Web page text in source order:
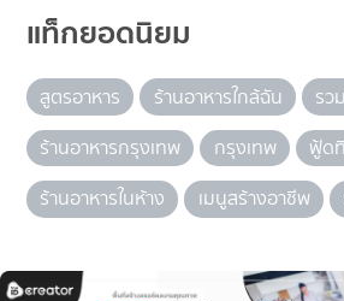
แท็กยอดนิยม
สูตรอาหาร ร้านอาหารใกล้ฉัน
รว
ร้านอาหารกรุงเทพ
กรุงเทพ ฟู้ด
ร้านอาหารในห้าง
เมนูสร้างอาชีพ